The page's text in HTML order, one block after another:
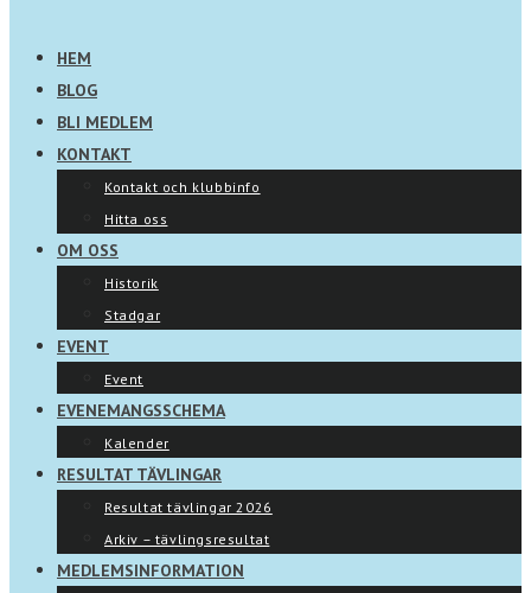
HEM
BLOG
BLI MEDLEM
KONTAKT
Kontakt och klubbinfo
Hitta oss
OM OSS
Historik
Stadgar
EVENT
Event
EVENEMANGSSCHEMA
Kalender
RESULTAT TÄVLINGAR
Resultat tävlingar 2026
Arkiv – tävlingsresultat
MEDLEMSINFORMATION